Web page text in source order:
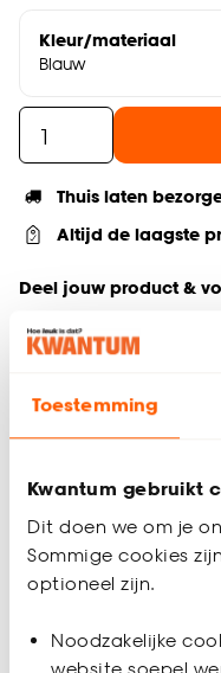
Toestemming
Kwantum gebruikt
Dit doen we om je
Sommige cookies
optioneel zijn.
Noodzakelijke
Kleur/materiaal
Blauw
Thuis laten
Altijd de laagste
Deel jouw product &
Deze veelzijdige blauwe
25,5x16,5x10 cm
Gemaakt van 60%
materiaal, draagt hij bij
niet alleen praktisch,
Artikelnummer